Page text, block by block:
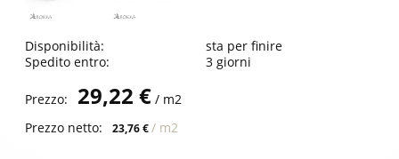
Disponibilità:
sta per finire
Spedito entro:
3 giorni
Prezzo: 29,22 € / m2
Prezzo netto:
23,76 €/ m2